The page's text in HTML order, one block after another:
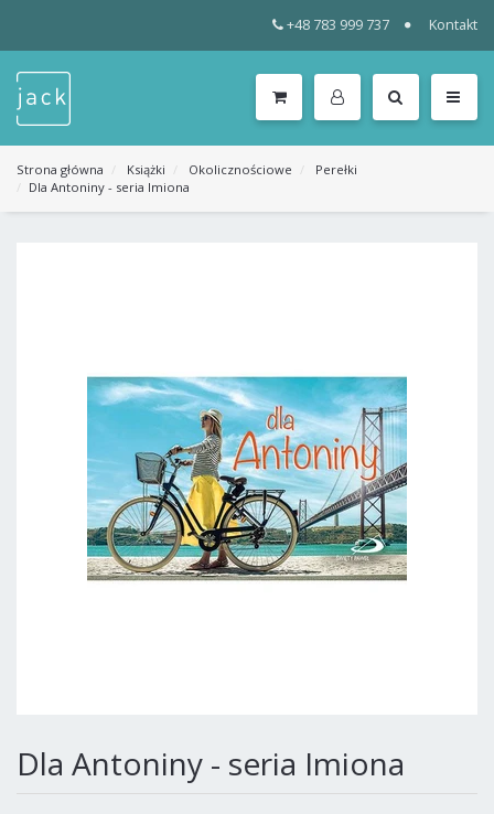
+48 783 999 737 Kontakt
KATEGORIE
MENU
Strona główna Książki Okolicznościowe
Perełki
Dla Antoniny - seria Imiona
Dla Antoniny - seria Imiona